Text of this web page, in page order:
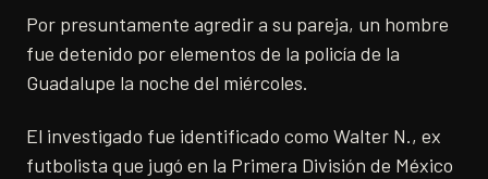
Por presuntamente agredir a su pareja, un hombre
fue detenido por elementos de la policía de la
Guadalupe la noche del miércoles.
El investigado fue identificado como Walter N., ex
futbolista que jugó en la Primera División de México